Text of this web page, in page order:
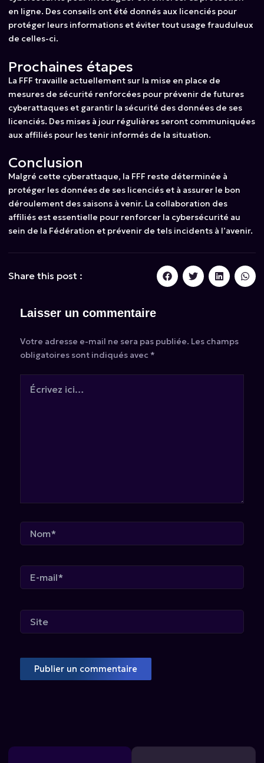
en ligne. Des conseils ont été donnés aux licenciés pour
protéger leurs informations et éviter tout usage frauduleux
de celles-ci.
Prochaines étapes
La FFF travaille actuellement sur la mise en place de
mesures de sécurité renforcées pour prévenir de futures
cyberattaques et garantir la sécurité des données de ses
licenciés. Des mises à jour régulières seront communiquées
aux affiliés pour les tenir informés de la situation.
Conclusion
Malgré cette cyberattaque, la FFF reste déterminée à
protéger les données de ses licenciés et à assurer le bon
déroulement des saisons à venir. La collaboration des
affiliés est essentielle pour renforcer la cybersécurité au
sein de la Fédération et prévenir de tels incidents à l’avenir.
Share this post :
Laisser un commentaire
Votre adresse e-mail ne sera pas publiée. Les champs
obligatoires sont indiqués avec *
ici…
mail*